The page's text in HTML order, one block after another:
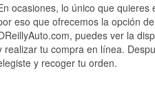
ocasiones, lo único que
eso que ofrecemos la opción
puedes ver la
realizar tu compra en línea.
y recoger tu orden.